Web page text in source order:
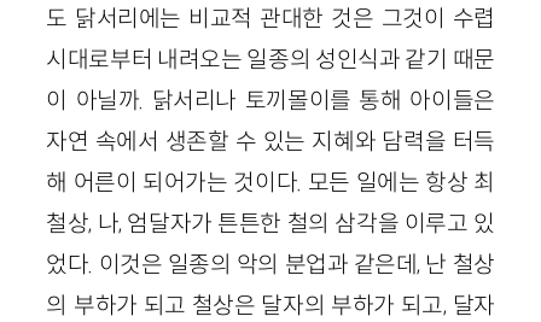
도 닭서리에는 비교적 관대한 것은 그것이 수렵
시대로부터 내려오는 일종의 성인식과 같기 때문
이 아닐까. 닭서리나 토끼몰이를 통해 아이들은
자연 속에서 생존할 수 있는 지혜와 담력을 터득
해 어른이 되어가는 것이다. 모든 일에는 항상 최
철상, 나, 엄달자가 튼튼한 철의 삼각을 이루고 있
었다. 이것은 일종의 악의 분업과 같은데, 난 철상
의 부하가 되고 철상은 달자의 부하가 되고, 달자